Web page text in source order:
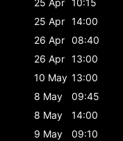
25 Apr 14:00
26 Apr 08:40
26 Apr 13:00
10 May 13:00
8 May
09:45
8 May
14:00
9 May
09:10